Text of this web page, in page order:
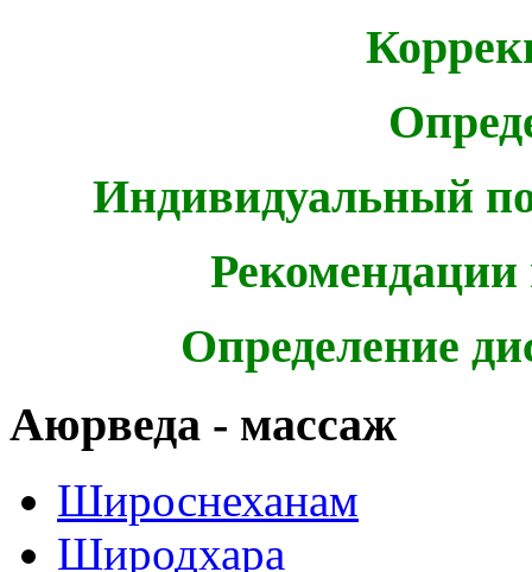
Индивидуальный
Определение
Аюрведа - массаж
Широснеханам
Широдхара